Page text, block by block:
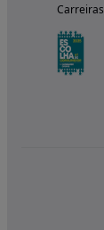
Carreiras